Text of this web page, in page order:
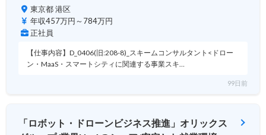
東京都 港区
年収457万円～784万円
正社員
【仕事内容】D_0406(旧:208-8)_スキームコンサルタント<ドロー
ン・MaaS・スマートシティに関連する事業スキ…
99日前
「ロボット・ドローンビジネス推進」オリックス